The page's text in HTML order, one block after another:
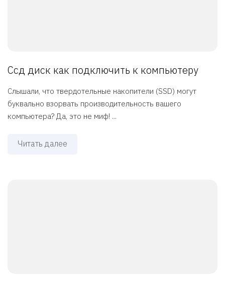
Ссд диск как подключить к компьютеру
Слышали, что твердотельные накопители (SSD) могут
буквально взорвать производительность вашего
компьютера? Да, это не миф! ...
Читать далее